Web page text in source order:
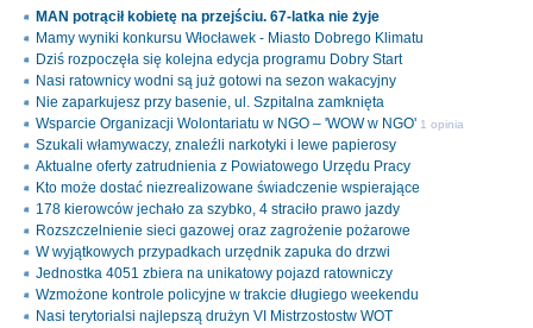
MAN potrącił kobietę na przejściu. 67-latka nie żyje
Mamy wyniki konkursu Włocławek - Miasto Dobrego Klimatu
Dziś rozpoczęła się kolejna edycja programu Dobry Start
Nasi ratownicy wodni są już gotowi na sezon wakacyjny
Nie zaparkujesz przy basenie, ul. Szpitalna zamknięta
Wsparcie Organizacji Wolontariatu w NGO – 'WOW w NGO' 1 opinia
Szukali włamywaczy, znaleźli narkotyki i lewe papierosy
Aktualne oferty zatrudnienia z Powiatowego Urzędu Pracy
Kto może dostać niezrealizowane świadczenie wspierające
178 kierowców jechało za szybko, 4 straciło prawo jazdy
Rozszczelnienie sieci gazowej oraz zagrożenie pożarowe
W wyjątkowych przypadkach urzędnik zapuka do drzwi
Jednostka 4051 zbiera na unikatowy pojazd ratowniczy
Wzmożone kontrole policyjne w trakcie długiego weekendu
Nasi terytorialsi najlepszą drużyn VI Mistrzostostw WOT